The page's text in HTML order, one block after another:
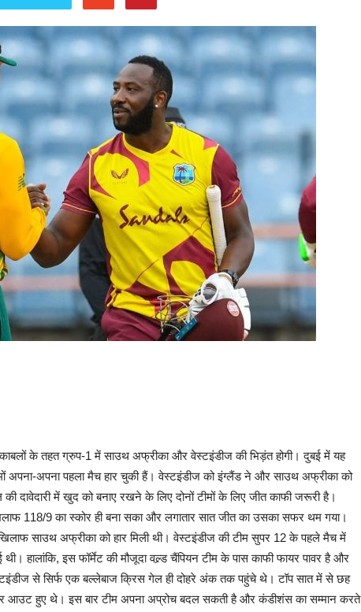
के तहत ग्रुप-1 में साउथ अफ्रीका और वेस्टइंडीज की भिड़ंत होगी। दुबई में यह
अपना-अपना पहला मैच हार चुकी हैं। वेस्टइंडीज को इंग्लैंड ने और साउथ अफ्रीका को
दावेदारी में खुद को बनाए रखने के लिए दोनों टीमों के लिए जीत काफी जरूरी है।
118/9 का स्कोर ही बना सका और लगातार सात जीत का उसका सफर थम गया।
साउथ अफ्रीका को हार मिली थी। वेस्टइंडीज की टीम सुपर 12 के पहले मैच में
हालांकि, इस फॉर्मेट की मौजूदा वल्र्ड चैंपियन टीम के पास काफी फायर पावर है और
से सिर्फ एक बल्लेबाज क्रिस गेल ही दोहरे अंक तक पहुंचे थे। टॉप सात में से छह
आउट हुए थे। इस बार टीम अपना अप्रोच बदल सकती है और कंडीशंस का सम्मान करते